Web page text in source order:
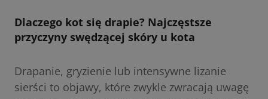
Dlaczego kot się drapie? Najczęstsze
przyczyny swędzącej skóry u kota
Drapanie, gryzienie lub intensywne lizanie
sierści to objawy, które zwykle zwracają uwagę